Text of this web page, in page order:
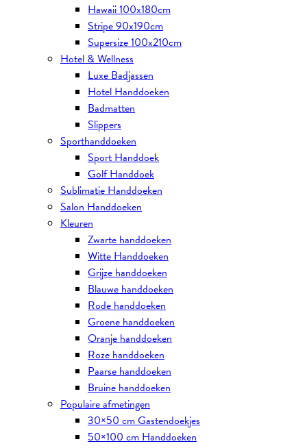
Hawaii 100x180cm
Stripe 90x190cm
Supersize 100x210cm
Hotel & Wellness
Luxe Badjassen
Hotel Handdoeken
Badmatten
Slippers
Sporthanddoeken
Sport Handdoek
Golf Handdoek
Sublimatie Handdoeken
Salon Handdoeken
Kleuren
Zwarte handdoeken
Witte Handdoeken
Grijze handdoeken
Blauwe handdoeken
Rode handdoeken
Groene handdoeken
Oranje handdoeken
Roze handdoeken
Paarse handdoeken
Bruine handdoeken
Populaire afmetingen
30×50 cm Gastendoekjes
50×100 cm Handdoeken